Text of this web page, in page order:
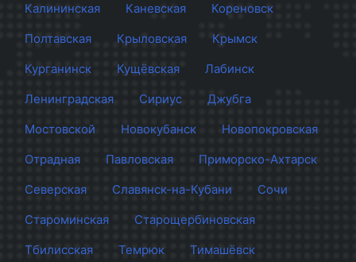
Калининская
Каневская
Кореновск
Полтавская
Крыловская
Крымск
Курганинск
Кущёвская
Лабинск
Ленинградская
Сириус
Джубга
Мостовской
Новокубанск
Новопокровская
Отрадная
Павловская
Приморско-Ахтарск
Северская
Славянск-на-Кубани
Сочи
Староминская
Старощербиновская
Тбилисская
Темрюк Тимашёвск